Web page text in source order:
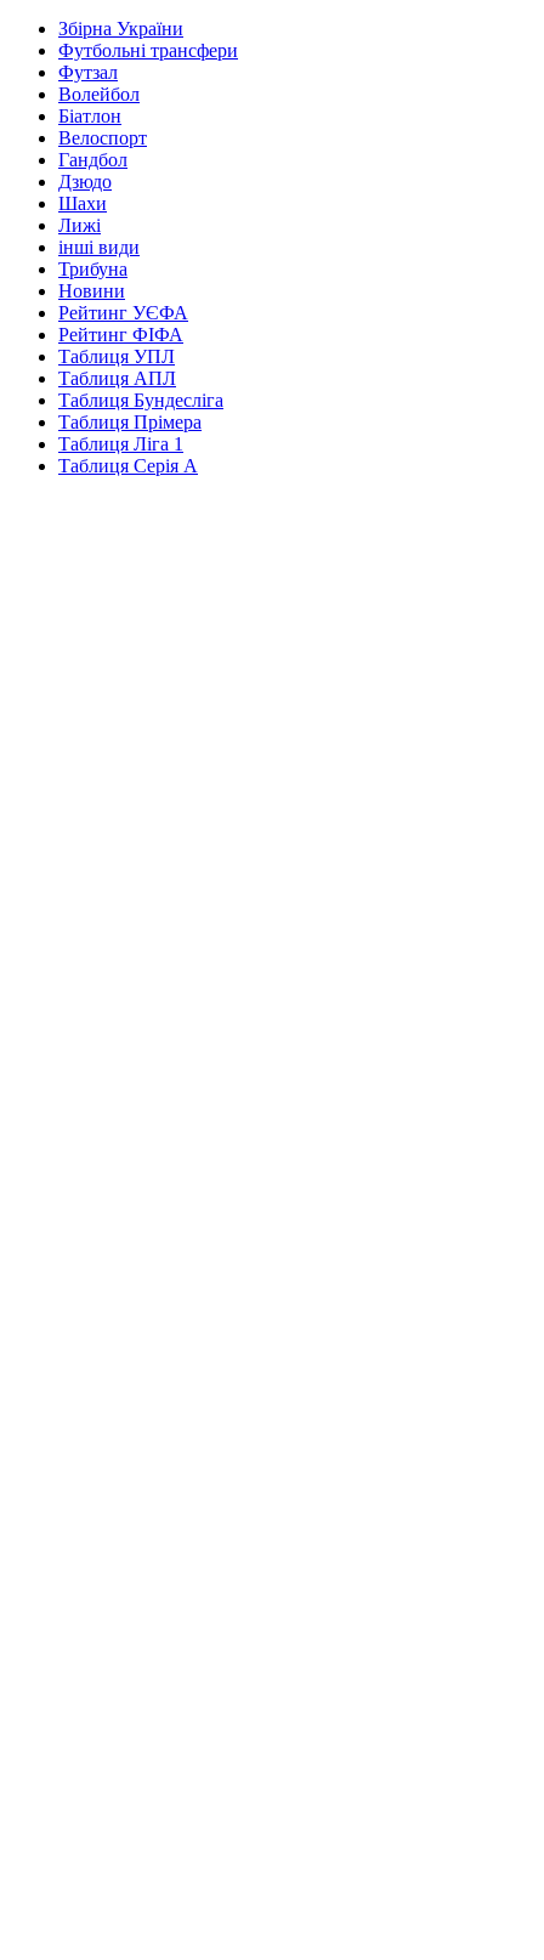
Збірна України
Футбольні трансфери
Футзал
Волейбол
Біатлон
Велоспорт
Гандбол
Дзюдо
Шахи
Лижі
інші види
Трибуна
Новини
Рейтинг УЄФА
Рейтинг ФІФА
Таблиця УПЛ
Таблиця АПЛ
Таблиця Бундесліга
Таблиця Прімера
Таблиця Ліга 1
Таблиця Серія А